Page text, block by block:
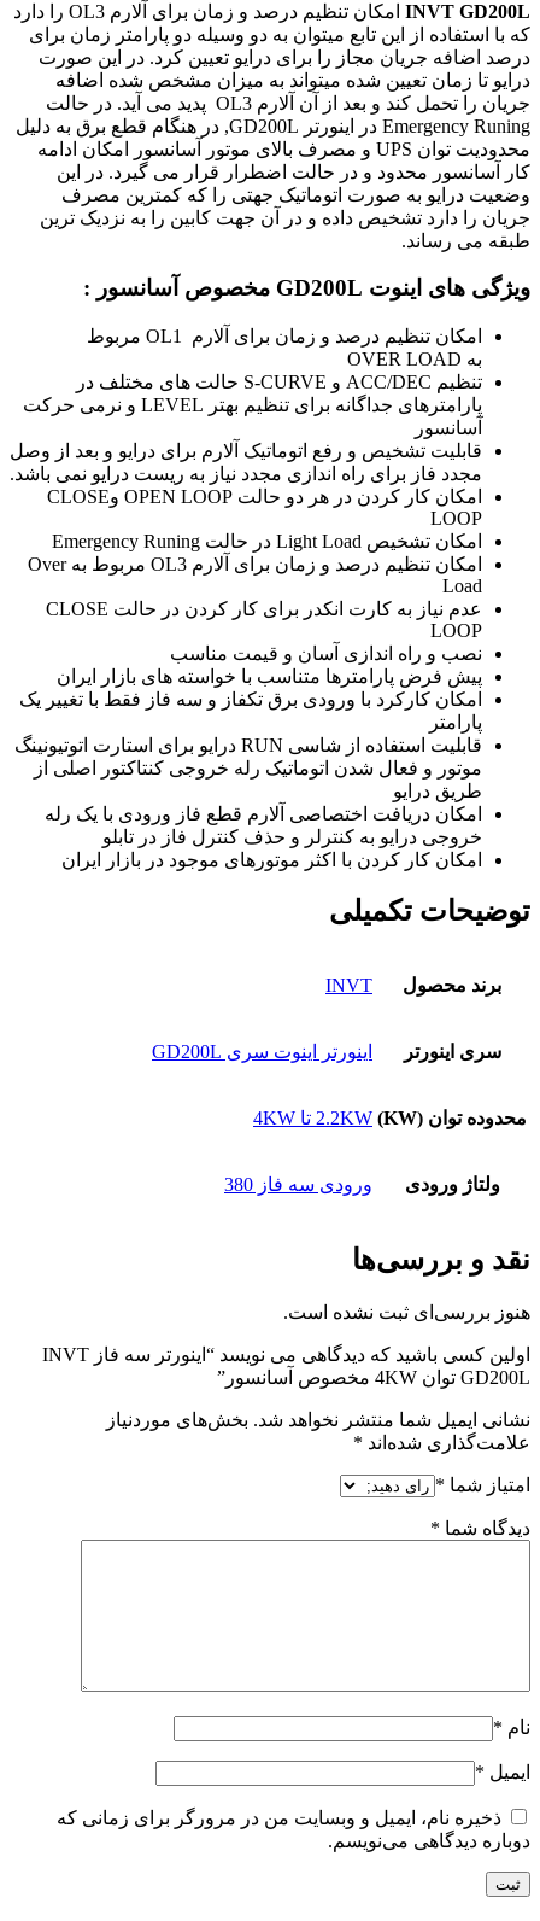
INVT GD200L
امکان تنظیم درصد و زمان برای آلارم OL3 را دارد
که با استفاده از این تابع میتوان به دو وسیله دو پارامتر زمان برای
درصد اضافه جریان مجاز را برای درایو تعیین کرد. در این صورت
درایو تا زمان تعیین شده میتواند به میزان مشخص شده اضافه
جریان را تحمل کند و بعد از آن آلارم OL3 پدید می آید. در حالت
Emergency Runing در اینورتر GD200L, در هنگام قطع برق به دلیل
محدودیت توان UPS و مصرف بالای موتور آسانسور امکان ادامه
کار آسانسور محدود و در حالت اضطرار قرار می گیرد. در این
وضعیت درایو به صورت اتوماتیک جهتی را که کمترین مصرف
جریان را دارد تشخیص داده و در آن جهت کابین را به نزدیک ترین
طبقه می رساند.
ویژگی های اینوت GD200L مخصوص آسانسور :
امکان تنظیم درصد و زمان برای آلارم OL1 مربوط
به OVER LOAD
تنظیم ACC/DEC و S-CURVE حالت های مختلف در
پارامترهای جداگانه برای تنظیم بهتر LEVEL و نرمی حرکت
آسانسور
قابلیت تشخیص و رفع اتوماتیک آلارم برای درایو و بعد از وصل
مجدد فاز برای راه اندازی مجدد نیاز به ریست درایو نمی باشد.
امکان کار کردن در هر دو حالت OPEN LOOP وCLOSE
LOOP
امکان تشخیص Light Load در حالت Emergency Runing
امکان تنظیم درصد و زمان برای آلارم OL3 مربوط بهOver
Load
عدم نیاز به کارت انکدر برای کار کردن در حالت CLOSE
LOOP
نصب و راه اندازی آسان و قیمت مناسب
پیش فرض پارامترها متناسب با خواسته های بازار ایران
امکان کارکرد با ورودی برق تکفاز و سه فاز فقط با تغییر یک
پارامتر
قابلیت استفاده از شاسی RUN درایو برای استارت اتوتیونینگ
موتور و فعال شدن اتوماتیک رله خروجی کنتاکتور اصلی از
طریق درایو
امکان دریافت اختصاصی آلارم قطع فاز ورودی با یک رله
خروجی درایو به کنترلر و حذف کنترل فاز در تابلو
امکان کار کردن با اکثر موتورهای موجود در بازار ایران
توضیحات تکمیلی
برند محصول INVT
سری اینورتر اینورتر اینوت سری GD200L
محدوده توان (KW) 2.2KW تا 4KW
ولتاژ ورودی ورودی سه فاز 380
نقد و بررسی‌ها
هنوز بررسی‌ای ثبت نشده است.
اولین کسی باشید که دیدگاهی می نویسد “اینورتر سه فاز INVT
GD200L توان 4KW مخصوص آسانسور”
نشانی ایمیل شما منتشر نخواهد شد. بخش‌های موردنیاز
علامت‌گذاری شده‌اند *
امتیاز شما *
دیدگاه شما *
نام *
ایمیل *
ذخیره نام، ایمیل و وبسایت من در مرورگر برای زمانی که
دوباره دیدگاهی می‌نویسم.